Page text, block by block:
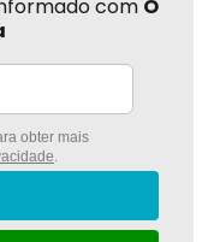
com O
obter mais
.